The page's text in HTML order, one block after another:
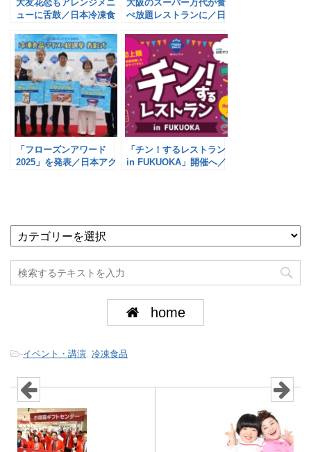
大友花恋もアレンジメニ
ューに舌鼓／日本冷凍食
大阪のスーパー万代が食
べ放題レストランに／日
「フローズンアワード
2025」を発表／日本アク
「チン！するレストラン
in FUKUOKA」開催へ／
home
-イベント・講演 冷凍食品